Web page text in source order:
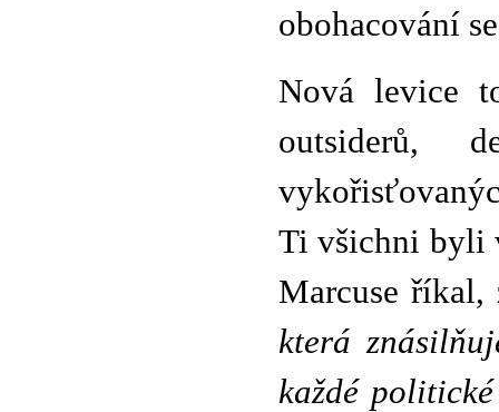
obohacování
Nová levice
outsiderů,
Ti všichni byli
Marcuse
která
každé